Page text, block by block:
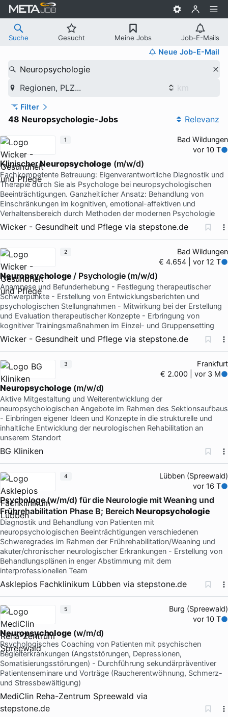
Suche Gesucht Meine Jobs Job-E-Mails
Neue Job-E-Mail
Neuropsychologie
Regionen, PLZ...
Filter
48 Neuropsychologie-Jobs Relevanz
Bad Wildungen
vor 10 T
KlinischerNeuropsychologe (m/w/d)
Fachkompetente Betreuung: Eigenverantwortliche Diagnostik und
Therapie durch Sie als Psychologe bei neuropsychologischen
Beeinträchtigungen. Ganzheitlicher Ansatz: Behandlung von
Einschränkungen im kognitiven, emotional-affektiven und
Verhaltensbereich durch Methoden der modernen Psychologie
Wicker - Gesundheit und Pflege via stepstone.de
1
Bad Wildungen
€ 4.654 | vor 12 T
Neuropsychologe / Psychologie (m/w/d)
Anamnese und Befunderhebung - Festlegung therapeutischer
Schwerpunkte - Erstellung von Entwicklungsberichten und
psychologischen Stellungnahmen - Mitwirkung bei der Erstellung
und Evaluation therapeutischer Konzepte - Erbringung von
kognitiver Trainingsmaßnahmen im Einzel- und Gruppensetting
Wicker - Gesundheit und Pflege via stepstone.de
2
Frankfurt
€ 2.000 | vor 3 M
Neuropsychologe (m/w/d)
Aktive Mitgestaltung und Weiterentwicklung der
neuropsychologischen Angebote im Rahmen des Sektionsaufbaus
- Einbringen eigener Ideen und Konzepte in die strukturelle und
inhaltliche Entwicklung der neurologischen Rehabilitation an
unserem Standort
BG Kliniken
3
Lübben (Spreewald)
vor 16 T
Psychologe (w/m/d) für die Neurologie mit Weaning und
Frührehabilitation Phase B; BereichNeuropsychologie
Diagnostik und Behandlung von Patienten mit
neuropsychologischen Beeinträchtigungen verschiedenen
Schweregrades im Rahmen der Frührehabilitation/Weaning und
akuter/chronischer neurologischer Erkrankungen - Erstellung von
Behandlungsplänen in enger Abstimmung mit dem
interprofessionellen Team
Asklepios Fachklinikum Lübben via stepstone.de
4
Burg (Spreewald)
vor 10 T
Neuropsychologe (w/m/d)
Psychologisches Coaching von Patienten mit psychischen
Begleiterkrankungen (Angststörungen, Depressionen,
Somatisierungsstörungen) - Durchführung sekundärpräventiver
Patientenseminare und Vorträge (Raucherentwöhnung, Schmerz-
und Stressbewältigung)
MediClin Reha-Zentrum Spreewald via
stepstone.de
5